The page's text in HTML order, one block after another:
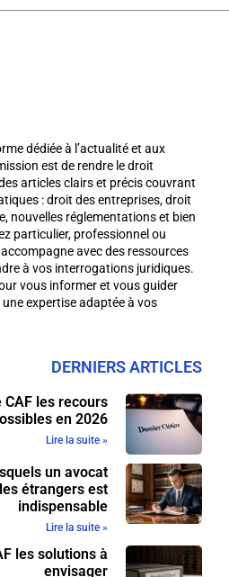
dédiée à l’actualité et aux
est de rendre le droit
articles clairs et précis couvrant
: droit des entreprises, droit
nouvelles réglementations et bien
particulier, professionnel ou
avec des ressources
à vos interrogations juridiques.
vous informer et vous guider
expertise adaptée à vos
DERNIERS ARTICLES
CAF les recours
en 2026
Lire la suite »
un avocat
étrangers est
indispensable
Lire la suite »
les solutions à
envisager